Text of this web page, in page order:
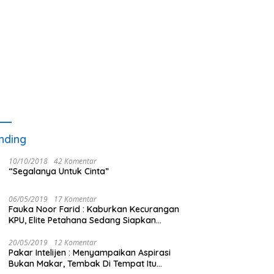
10/10/2018 42 Komentar
“Segalanya Untuk Cinta”
06/05/2019 17 Komentar
Fauka Noor Farid : Kaburkan Kecurangan
KPU, Elite Petahana Sedang Siapkan
20/05/2019 12 Komentar
Pakar Intelijen : Menyampaikan Aspirasi
Bukan Makar, Tembak Di Tempat Itu